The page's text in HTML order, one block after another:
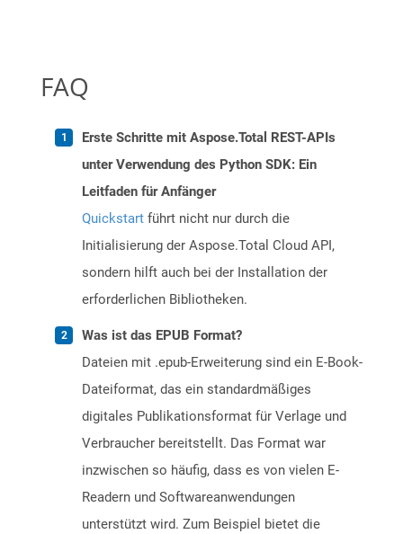
FAQ
Erste Schritte mit Aspose.Total REST-APIs
unter Verwendung des Python SDK: Ein
Leitfaden für Anfänger
Quickstart führt nicht nur durch die
Initialisierung der Aspose.Total Cloud API,
sondern hilft auch bei der Installation der
erforderlichen Bibliotheken.
Was ist das EPUB Format?
Dateien mit .epub-Erweiterung sind ein E-Book-
Dateiformat, das ein standardmäßiges
digitales Publikationsformat für Verlage und
Verbraucher bereitstellt. Das Format war
inzwischen so häufig, dass es von vielen E-
Readern und Softwareanwendungen
unterstützt wird. Zum Beispiel bietet die